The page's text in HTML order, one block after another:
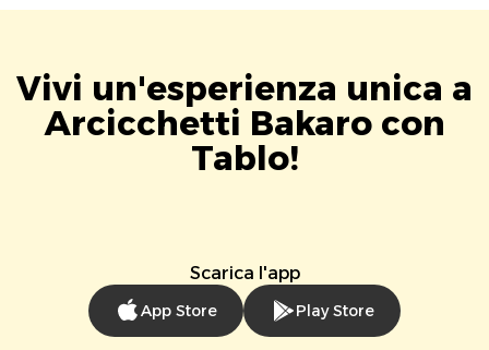
Vivi un'esperienza unica a
Arcicchetti Bakaro con
Tablo!
Scarica l'app
App Store Play Store